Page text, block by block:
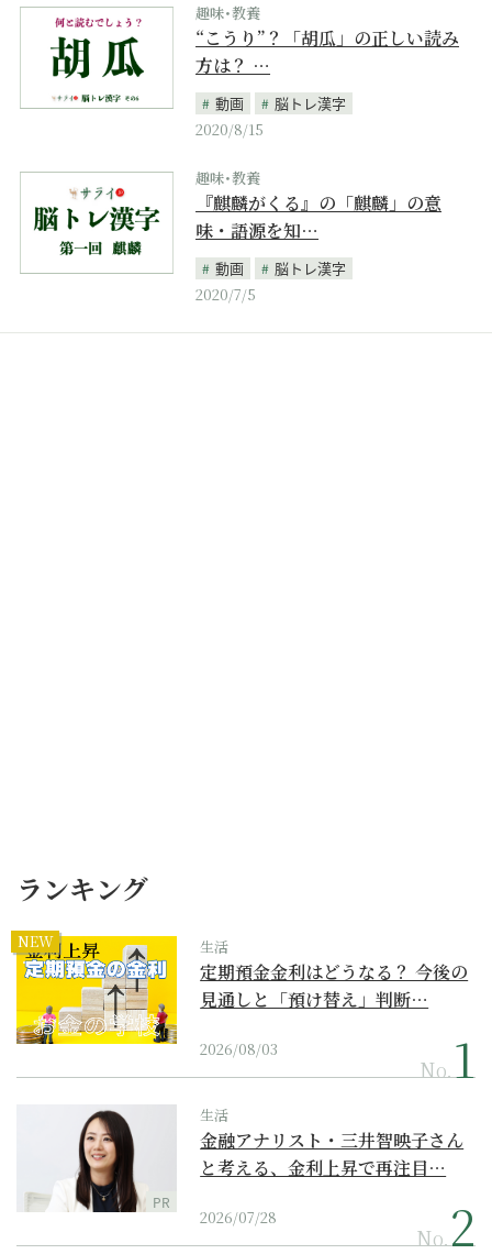
趣味･教養
“こうり”？「胡瓜」の正しい読み
方は？ …
動画
脳トレ漢字
2020/8/15
趣味･教養
『麒麟がくる』の「麒麟」の意
味・語源を知…
動画
脳トレ漢字
2020/7/5
ランキング
NEW 生活
定期預金金利はどうなる？ 今後の
見通しと「預け替え」判断…
2026/08/03
No.
PR
生活
金融アナリスト・三井智映子さん
と考える、金利上昇で再注目…
2026/07/28
No.